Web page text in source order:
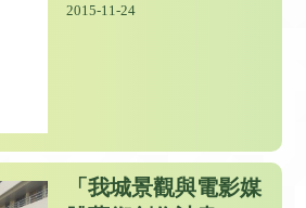
2015-11-24
「我城景觀與電影媒